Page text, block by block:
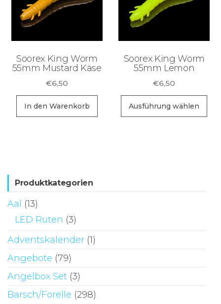
können
der
Produktseite
gewählt
Soorex King Worm
55mm Mustard Käse
€6,50
In den Warenkorb
Soorex King Worm
55mm Lemon
€6,50
Ausführung wählen
Produktkategorien
Aal
(13)
LED Ruten (3)
Adventskalender (1)
Angebote (79)
Angelbox Set (3)
Barsch/Forelle (298)